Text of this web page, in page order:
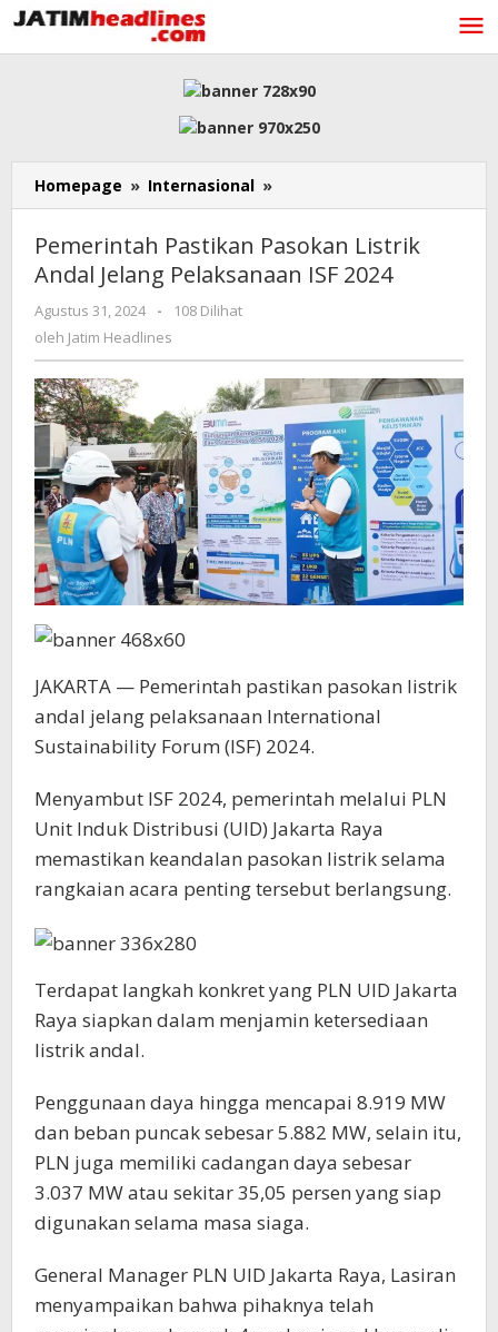
Lewati
ke
konten
Homepage » Internasional »
Pastikan
Listrik
Andal
Pemerintah Pastikan Pasokan Listrik
Andal Jelang Pelaksanaan ISF 2024
Agustus 31, 2024
oleh
-
108 Dilihat
oleh Jatim Headlines
JAKARTA — Pemerintah pastikan pasokan listrik
andal jelang pelaksanaan International
Sustainability Forum (ISF) 2024.
Menyambut ISF 2024, pemerintah melalui PLN
Unit Induk Distribusi (UID) Jakarta Raya
memastikan keandalan pasokan listrik selama
rangkaian acara penting tersebut berlangsung.
Terdapat langkah konkret yang PLN UID Jakarta
Raya siapkan dalam menjamin ketersediaan
listrik andal.
Penggunaan daya hingga mencapai 8.919 MW
dan beban puncak sebesar 5.882 MW, selain itu,
PLN juga memiliki cadangan daya sebesar
3.037 MW atau sekitar 35,05 persen yang siap
digunakan selama masa siaga.
General Manager PLN UID Jakarta Raya, Lasiran
menyampaikan bahwa pihaknya telah